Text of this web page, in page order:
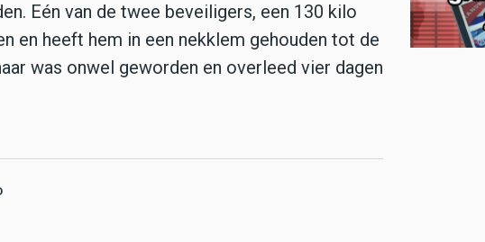
Eén van de twee beveiligers, een 130 kilo
en heeft hem in een nekklem gehouden tot de
was onwel geworden en overleed vier dagen